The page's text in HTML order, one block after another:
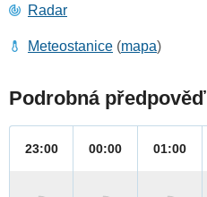
Radar
Meteostanice (mapa)
Podrobná
23:00 00:00 01:00